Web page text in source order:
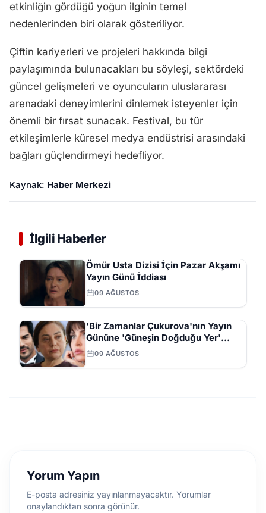
etkinliğin gördüğü yoğun ilginin temel
nedenlerinden biri olarak gösteriliyor.
Çiftin kariyerleri ve projeleri hakkında bilgi
paylaşımında bulunacakları bu söyleşi, sektördeki
güncel gelişmeleri ve oyuncuların uluslararası
arenadaki deneyimlerini dinlemek isteyenler için
önemli bir fırsat sunacak. Festival, bu tür
etkileşimlerle küresel medya endüstrisi arasındaki
bağları güçlendirmeyi hedefliyor.
Kaynak: Haber Merkezi
İlgili Haberler
Ömür Usta Dizisi İçin Pazar Akşamı
Yayın Günü İddiası
09 AĞUSTOS
'Bir Zamanlar Çukurova'nın Yayın
Gününe 'Güneşin Doğduğu Yer'
Dizisi Geliyor
09 AĞUSTOS
Yorum Yapın
E-posta adresiniz yayınlanmayacaktır. Yorumlar
onaylandıktan sonra görünür.